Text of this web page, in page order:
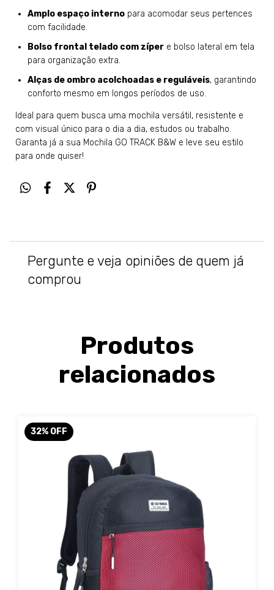
Amplo espaço interno para acomodar seus pertences
com facilidade.
Bolso frontal telado com zíper e bolso lateral em tela
para organização extra.
Alças de ombro acolchoadas e reguláveis, garantindo
conforto mesmo em longos períodos de uso.
Ideal para quem busca uma mochila versátil, resistente e
com visual único para o dia a dia, estudos ou trabalho.
Garanta já a sua Mochila GO TRACK B&W e leve seu estilo
para onde quiser!
Pergunte e veja opiniões de quem já
comprou
Produtos
relacionados
32% OFF